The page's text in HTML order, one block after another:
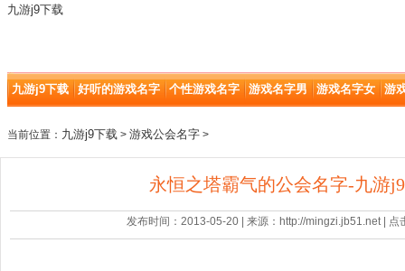
九游j9下载
九游j9下载 好听的游戏名字 个性游戏名字 游戏名字男 游戏名字女 游
当前位置： 九游j9下载 > 游戏公会名字 >
永恒之塔霸气的公会名字-九游
发布时间：2013-05-20 | 来源：http://mingzi.jb51.net | 点